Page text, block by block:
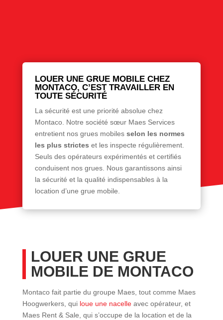
LOUER UNE GRUE MOBILE CHEZ
MONTACO, C’EST TRAVAILLER EN
TOUTE SÉCURITÉ
La sécurité est une priorité absolue chez
Montaco. Notre société sœur Maes Services
entretient nos grues mobiles selon les normes
les plus strictes et les inspecte régulièrement.
Seuls des opérateurs expérimentés et certifiés
conduisent nos grues. Nous garantissons ainsi
la sécurité et la qualité indispensables à la
location d’une grue mobile.
LOUER UNE GRUE
MOBILE DE MONTACO
Montaco fait partie du groupe Maes, tout comme Maes
Hoogwerkers, qui loue une nacelleavec opérateur, et
Maes Rent & Sale, qui s’occupe de la location et de la